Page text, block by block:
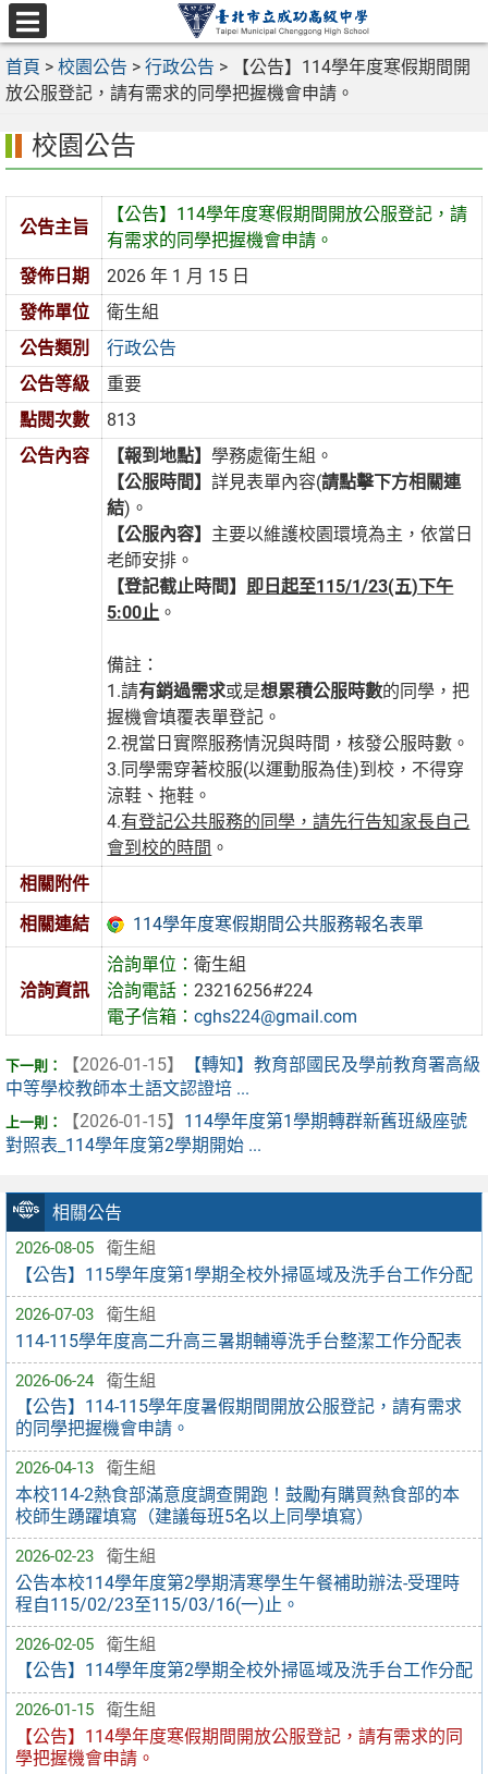
跳
至
主
要
區
選
單
首頁 > 校園公告 > 行政公告 >
【公告】114學年度寒假期間開
放公服登記，請有需求的同學把握機會申請。
相關公告
2026-08-05 衛生組
【公告】115學年度第1學期全校外掃區域及洗手台工作分配
2026-07-03 衛生組
114-115學年度高二升高三暑期輔導洗手台整潔工作分配表
2026-06-24 衛生組
【公告】114-115學年度暑假期間開放公服登記，請有需求
的同學把握機會申請。
2026-04-13 衛生組
本校114-2熱食部滿意度調查開跑！鼓勵有購買熱食部的本
校師生踴躍填寫（建議每班5名以上同學填寫）
2026-02-23 衛生組
公告本校114學年度第2學期清寒學生午餐補助辦法-受理時
程自115/02/23至115/03/16(一)止。
2026-02-05 衛生組
【公告】114學年度第2學期全校外掃區域及洗手台工作分配
2026-01-15 衛生組
【公告】114學年度寒假期間開放公服登記，請有需求的同
學把握機會申請。
校園公告
公告主旨
【公告】114學年度寒假期間開放公服登記，請
有需求的同學把握機會申請。
發佈日期
2026 年 1 月 15 日
發佈單位
衛生組
公告類別
行政公告
公告等級
重要
點閱次數
813
公告內容
【報到地點】學務處衛生組。
【公服時間】詳見表單內容(請點擊下方相關連
結)。
【公服內容】 主要以維護校園環境為主，依當日
老師安排。
【登記截止時間】 即日起至115/1/23(五)下午
5:00止 。
備註：
1.請有銷過需求或是想累積公服時數的同學，把
握機會填覆表單登記。
2.視當日實際服務情況與時間，核發公服時數。
3.同學需穿著校服(以運動服為佳)到校，不得穿
涼鞋、拖鞋。
4.有登記公共服務的同學，請先行告知家長自己
會到校的時間 。
相關附件
相關連結
114學年度寒假期間公共服務報名表單
洽詢資訊
洽詢單位：衛生組
洽詢電話：23216256#224
電子信箱：cghs224@gmail.com
【2026-01-15】
【轉知】教育部國民及學前教育署高級
中等學校教師本土語文認證培 ...
【2026-01-15】 114學年度第1學期轉群新舊班級座號
對照表_114學年度第2學期開始 ...